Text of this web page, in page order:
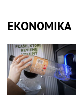
EKONOMIKA